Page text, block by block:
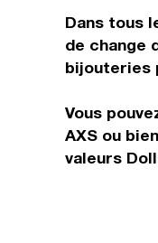
Dans tous
de change
bijouteries
Vous
AXS ou
valeurs